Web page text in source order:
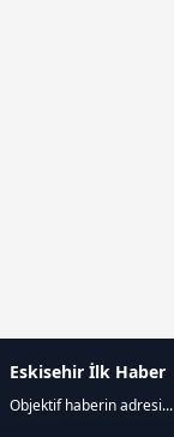
Eskisehir İlk Haber
Objektif haberin adresi...